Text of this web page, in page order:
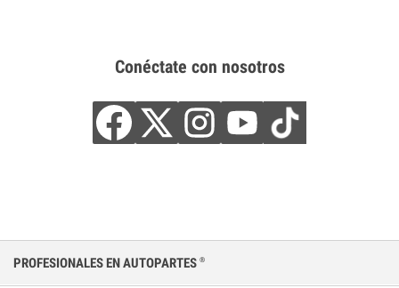
Conéctate con nosotros
PROFESIONALES EN AUTOPARTES ®